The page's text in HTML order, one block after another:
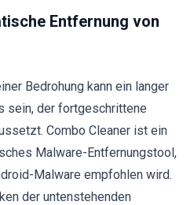
Entfernung von
Bedrohung kann ein langer
sein, der fortgeschrittene
Combo Cleaner ist ein
Malware-Entfernungstool,
Malware empfohlen wird.
der untenstehenden